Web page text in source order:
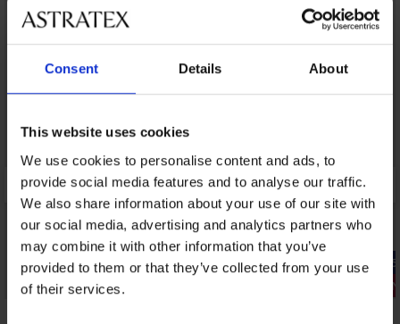
Consent Details About
This website uses cookies
We use cookies to personalise content and ads, to
provide social media features and to analyse our traffic.
We also share information about your use of our site with
our social media, advertising and analytics partners who
may combine it with other information that you’ve
provided to them or that they’ve collected from your use
of their services.
Bestseller
-25% ALL25
3+1 INGYEN